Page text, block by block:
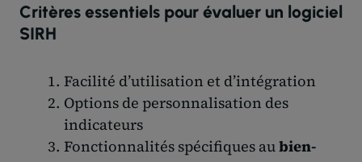
Critères essentiels pour évaluer un logiciel
SIRH
Facilité d’utilisation et d’intégration
Options de personnalisation des
indicateurs
Fonctionnalités spécifiques aubien-